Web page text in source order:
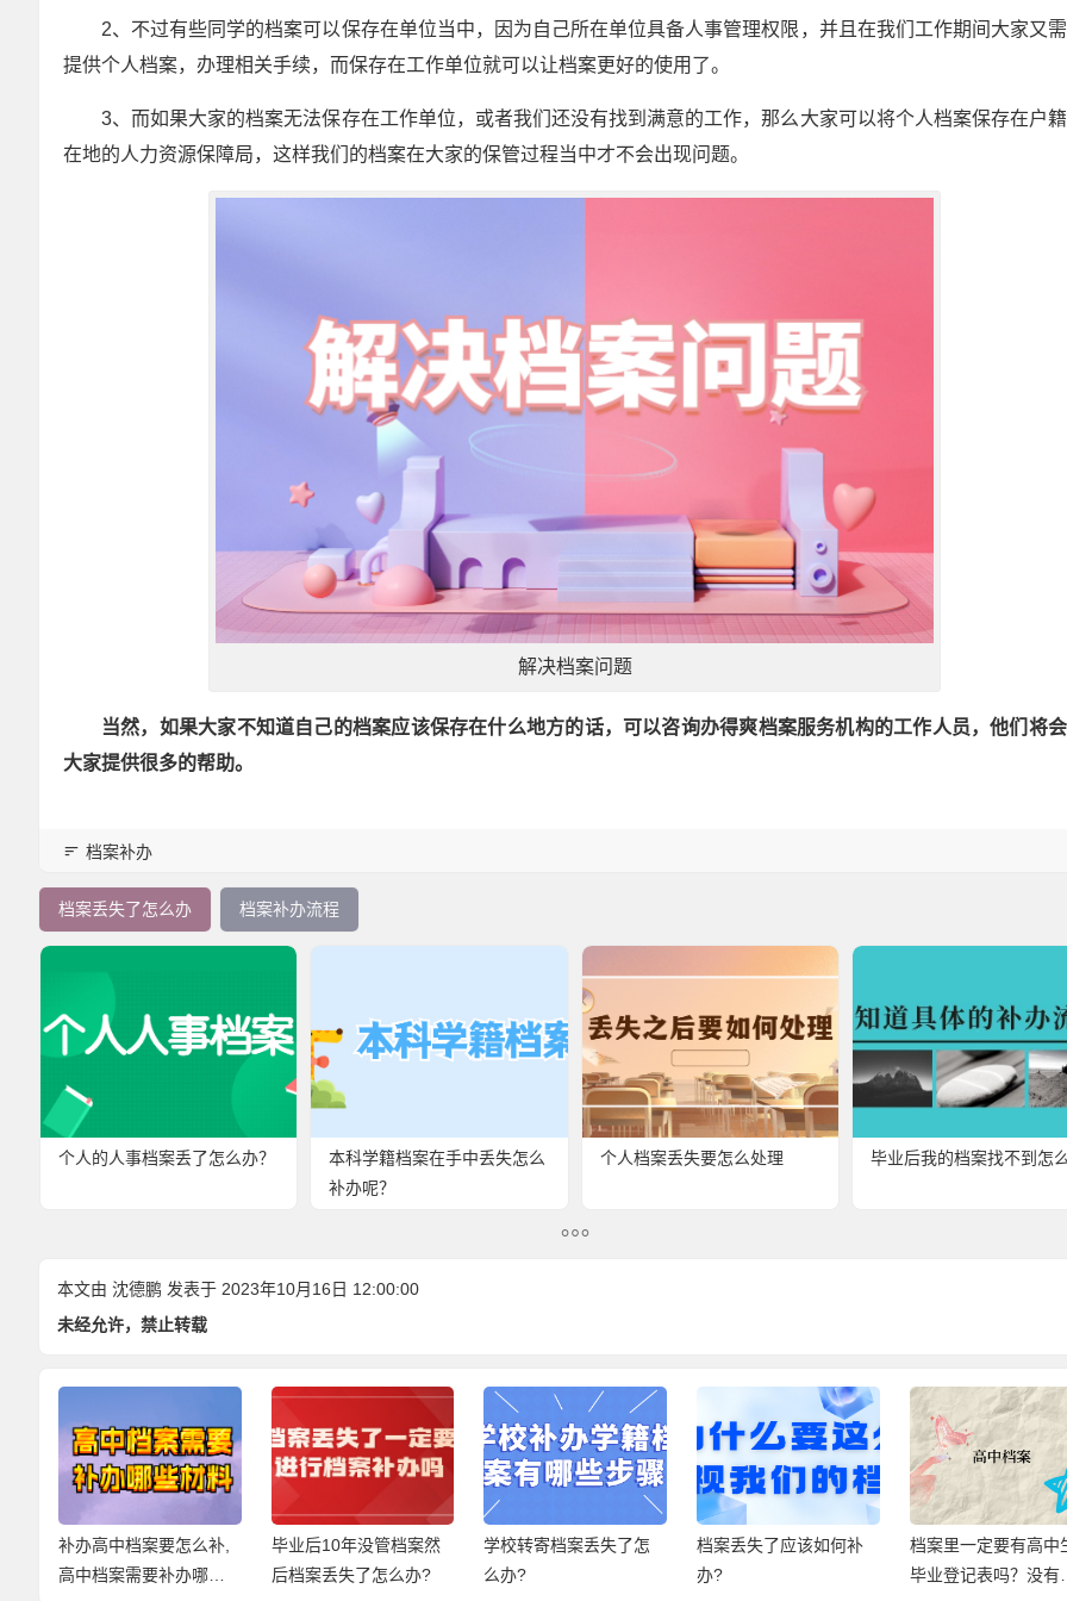
2、不过有些同学的档案可以保存在单位当中，因为自己所在单位具备人事管理权限，并且在我们工作期间大家又
提供个人档案，办理相关手续，而保存在工作单位就可以让档案更好的使用了。
3、而如果大家的档案无法保存在工作单位，或者我们还没有找到满意的工作，那么大家可以将个人档案保存在户
在地的人力资源保障局，这样我们的档案在大家的保管过程当中才不会出现问题。
解决档案问题
当然，如果大家不知道自己的档案应该保存在什么地方的话，可以咨询办得爽档案服务机构的工作人员，他们将
大家提供很多的帮助。
档案补办
档案丢失了怎么办 档案补办流程
个人的人事档案丢了怎么办？
本科学籍档案在手中丢失怎么
补办呢？
个人档案丢失要怎么处理 毕业后我的档案找不到怎
本文由 沈德鹏 发表于 2023年10月16日 12:00:00
未经允许，禁止转载
补办高中档案要怎么补,
高中档案需要补办哪些
毕业后10年没管档案然
后档案丢失了怎么办?
学校转寄档案丢失了怎
么办?
档案丢失了应该如何补
办?
档案里一定要有高中
毕业登记表吗？没有